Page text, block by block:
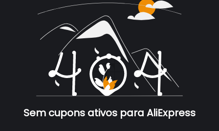
Sem cupons ativos para AliExpress